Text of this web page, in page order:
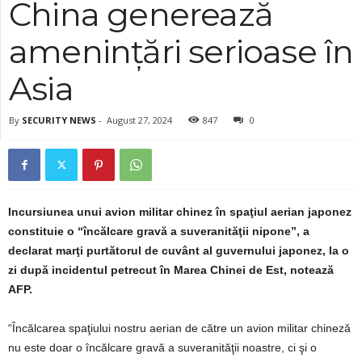
China generează
amenințări serioase în
Asia
By SECURITY NEWS - August 27, 2024 847 0
Incursiunea unui avion militar chinez în spaţiul aerian japonez
constituie o “încălcare gravă a suveranităţii nipone”, a
declarat marţi purtătorul de cuvânt al guvernului japonez, la o
zi după incidentul petrecut în Marea Chinei de Est, notează
AFP.
“Încălcarea spaţiului nostru aerian de către un avion militar chineză
nu este doar o încălcare gravă a suveranităţii noastre, ci şi o